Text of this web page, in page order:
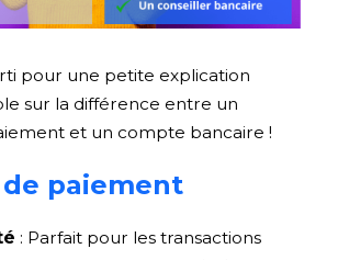
pour une petite explication
sur la différence entre un
et un compte bancaire !
paiement
: Parfait pour les transactions